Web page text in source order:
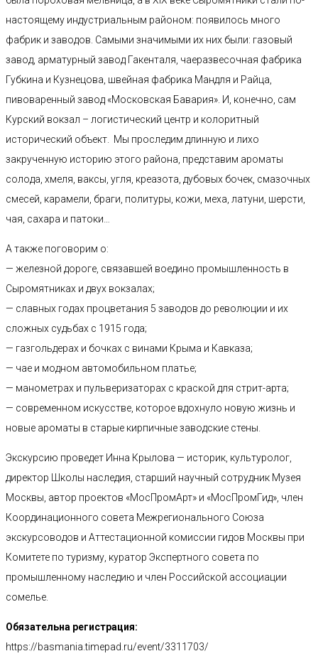
настоящему индустриальным районом: появилось много
фабрик и заводов. Самыми значимыми их них были: газовый
завод, арматурный завод Гакенталя, чаеразвесочная фабрика
Губкина и Кузнецова, швейная фабрика Мандля и Райца,
пивоваренный завод «Московская Бавария». И, конечно, сам
Курский вокзал – логистический центр и колоритный
исторический объект. Мы проследим длинную и лихо
закрученную историю этого района, представим ароматы
солода, хмеля, ваксы, угля, креазота, дубовых бочек, смазочных
смесей, карамели, браги, политуры, кожи, меха, латуни, шерсти,
чая, сахара и патоки…
А также поговорим о:
— железной дороге, связавшей воедино промышленность в
Сыромятниках и двух вокзалах;
— славных годах процветания 5 заводов до революции и их
сложных судьбах с 1915 года;
— газгольдерах и бочках с винами Крыма и Кавказа;
— чае и модном автомобильном платье;
— манометрах и пульверизаторах с краской для стрит-арта;
— современном искусстве, которое вдохнуло новую жизнь и
новые ароматы в старые кирпичные заводские стены.
Экскурсию проведет Инна Крылова — историк, культуролог,
директор Школы наследия, старший научный сотрудник Музея
Москвы, автор проектов «МосПромАрт» и «МосПромГид», член
Координационного совета Межрегионального Союза
экскурсоводов и Аттестационной комиссии гидов Москвы при
Комитете по туризму, куратор Экспертного совета по
промышленному наследию и член Российской ассоциации
сомелье.
Обязательна регистрация:
https://basmania.timepad.ru/event/3311703/